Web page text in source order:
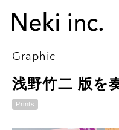
Graphic
浅野竹二 版を
Prints